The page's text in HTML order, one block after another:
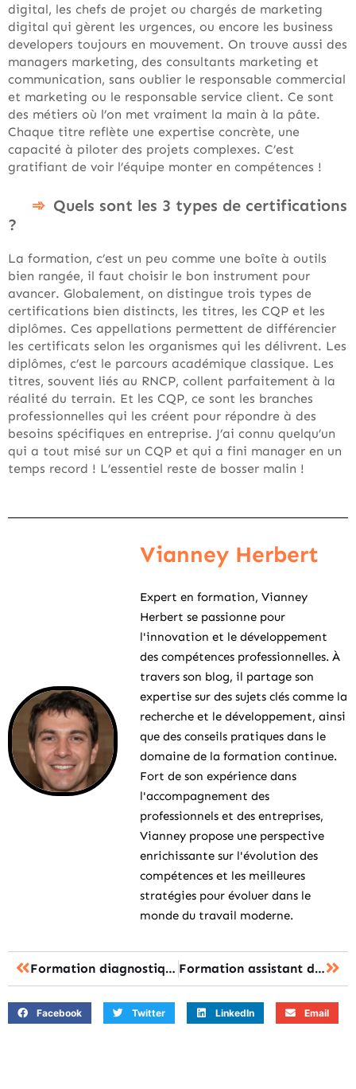
digital, les chefs de projet ou chargés de marketing
digital qui gèrent les urgences, ou encore les business
developers toujours en mouvement. On trouve aussi des
managers marketing, des consultants marketing et
communication, sans oublier le responsable commercial
et marketing ou le responsable service client. Ce sont
des métiers où l’on met vraiment la main à la pâte.
Chaque titre reflète une expertise concrète, une
capacité à piloter des projets complexes. C’est
gratifiant de voir l’équipe monter en compétences !
Quels sont les 3 types de certifications
?
La formation, c’est un peu comme une boîte à outils
bien rangée, il faut choisir le bon instrument pour
avancer. Globalement, on distingue trois types de
certifications bien distincts, les titres, les CQP et les
diplômes. Ces appellations permettent de différencier
les certificats selon les organismes qui les délivrent. Les
diplômes, c’est le parcours académique classique. Les
titres, souvent liés au RNCP, collent parfaitement à la
réalité du terrain. Et les CQP, ce sont les branches
professionnelles qui les créent pour répondre à des
besoins spécifiques en entreprise. J’ai connu quelqu’un
qui a tout misé sur un CQP et qui a fini manager en un
temps record ! L’essentiel reste de bosser malin !
Vianney Herbert
Expert en formation, Vianney
Herbert se passionne pour
l'innovation et le développement
des compétences professionnelles. À
travers son blog, il partage son
expertise sur des sujets clés comme la
recherche et le développement, ainsi
que des conseils pratiques dans le
domaine de la formation continue.
Fort de son expérience dans
l'accompagnement des
professionnels et des entreprises,
Vianney propose une perspective
enrichissante sur l'évolution des
compétences et les meilleures
stratégies pour évoluer dans le
monde du travail moderne.
Formation diagnostiqueur immobilier à distance : le format 100% en ligne ou hybride ? Formation assistant de gestion administrative : le parcours pour réussir sa reconversion
Facebook Twitter LinkedIn Email